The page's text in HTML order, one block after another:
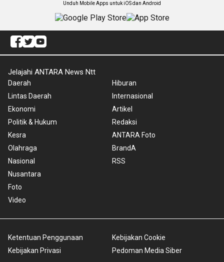
Unduh Mobile Apps untuk iOS dan Android
Jelajahi ANTARA News Ntt
Daerah
Lintas Daerah
Ekonomi
Politik & Hukum
Kesra
Olahraga
Nasional
Nusantara
Foto
Video
Hiburan
Internasional
Artikel
Redaksi
ANTARA Foto
BrandA
RSS
Ketentuan Penggunaan
Kebijakan Privasi
Kebijakan Cookie
Pedoman Media Siber